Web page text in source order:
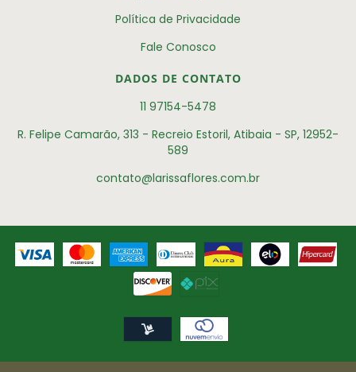
Política de Privacidade
Fale Conosco
DADOS DE CONTATO
11 97154-5478
R. Felipe Camarão, 313 - Recreio Estoril, Atibaia - SP, 12952-
589
contato@larissaflores.com.br